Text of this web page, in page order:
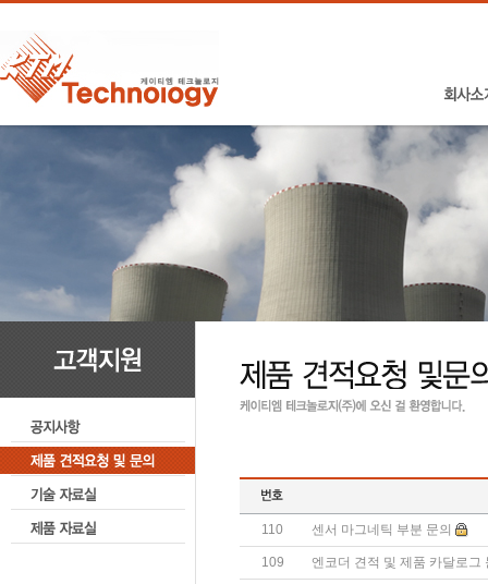
110 센서 마그네틱 부분 문의
109 엔코더 견적 및 제품 카달로그